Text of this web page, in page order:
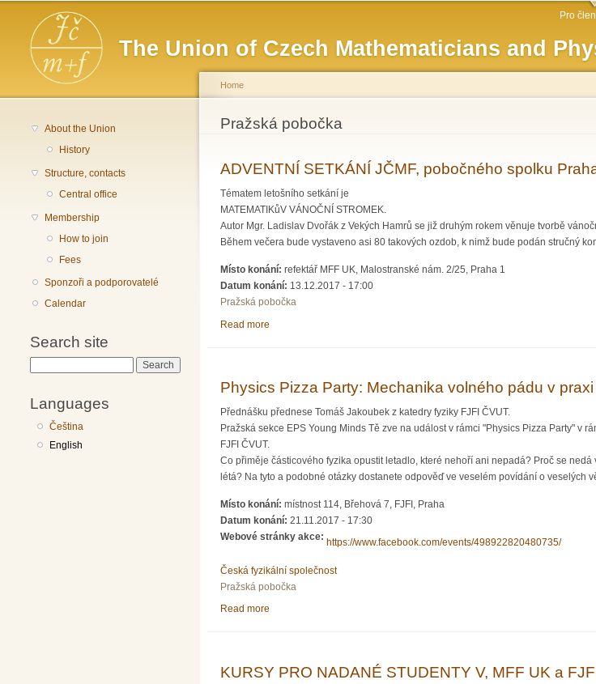
The Union of Czech Mathematicians and
Main menu Pro
About the Union
History
Structure, contacts
Central office
Membership
How to join
Fees
Sponzoři a podporovatelé
Calendar
Search site
Languages
Čeština
English
You are here
Home
Pražská pobočka
ADVENTNÍ SETKÁNÍ JČMF, pobočného spolku
Tématem letošního setkání je
MATEMATIKůV VÁNOČNÍ STROMEK.
Autor Mgr. Ladislav Dvořák z Vekých Hamrů se již druhým rokem věnuje tvorbě
Během večera bude vystaveno asi 80 takových ozdob, k nimž bude podán stručný
Místo konání: refektář MFF UK, Malostranské nám. 2/25, Praha 1
Datum konání: 13.12.2017 - 17:00
Pražská pobočka
Read more
Physics Pizza Party: Mechanika volného pádu v praxi
Přednášku přednese Tomáš Jakoubek z katedry fyziky FJFI ČVUT.
Pražská sekce EPS Young Minds Tě zve na událost v rámci "Physics Pizza Party" v
FJFI ČVUT.
Co přiměje částicového fyzika opustit letadlo, které nehoří ani nepadá? Proč se
létá? Na tyto a podobné otázky dostanete odpověď ve veselém povídání o veselých
Místo konání: místnost 114, Břehová 7, FJFI, Praha
Datum konání: 21.11.2017 - 17:30
Webové stránky akce:
https://www.facebook.com/events/498922820480735/
Česká fyzikální společnost
Pražská pobočka
Read more
KURSY PRO NADANÉ STUDENTY V, MFF UK a